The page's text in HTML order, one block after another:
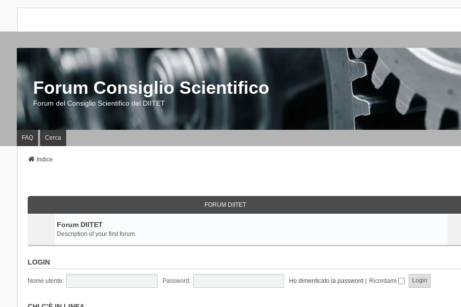
Forum Consiglio Scientifico
Forum del Consiglio Scientifico del DIITET
FAQ Cerca
Indice
FORUM DIITET
Forum DIITET
Description of your first forum.
LOGIN
Nome utente: Password: Ho dimenticato la password | Ricordami